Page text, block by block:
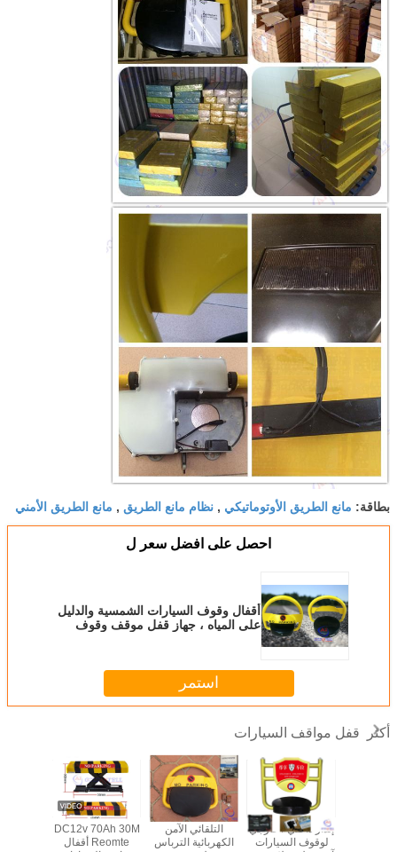
بطاقة: مانع الطريق الأوتوماتيكي , نظام مانع الطريق , مانع الطريق الأمني
احصل على افضل سعر ل
أقفال وقوف السيارات الشمسية والدليل
على المياه ، جهاز قفل موقف وقوف
استمر
أكثر قفل مواقف السيارات
DC12v 70Ah 30M
Reomte أقفال
التلقائي الآمن
الكهربائية الترباس
إنذار داخلي / خارجي
لوقوف السيارات